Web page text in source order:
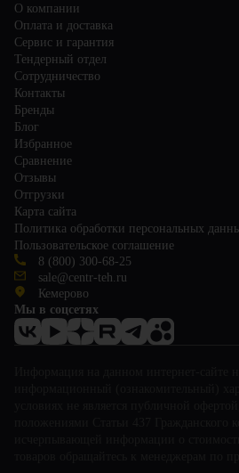
О компании
Оплата и доставка
Сервис и гарантия
Тендерный отдел
Сотрудничество
Контакты
Бренды
Блог
Избранное
Сравнение
Отзывы
Отгрузки
Карта сайта
Политика обработки персональных
Пользовательское соглашение
8 (800) 300-68-25
sale@centr-teh.ru
Кемерово
Мы в соцсетях
положениями Статьи 437 Гражданского
исчерпывающей информации о